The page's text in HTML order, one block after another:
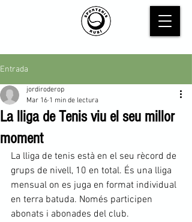
Entrada
La lliga de Tenis viu el seu millor
moment
jordiroderop
Mar 16 1 min de lectura
La lliga de tenis està en el seu rècord de
grups de nivell, 10 en total. És una lliga
mensual on es juga en format individual
en terra batuda. Només participen
abonats i abonades del club.